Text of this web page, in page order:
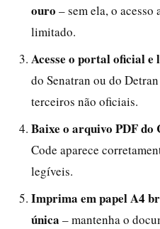
ouro – sem ela, o
limitado.
Acesse o portal oficial e
do Senatran ou do
terceiros não oficiais.
Baixe o arquivo PDF do
Code aparece
legíveis.
Imprima em papel A4
única – mantenha o